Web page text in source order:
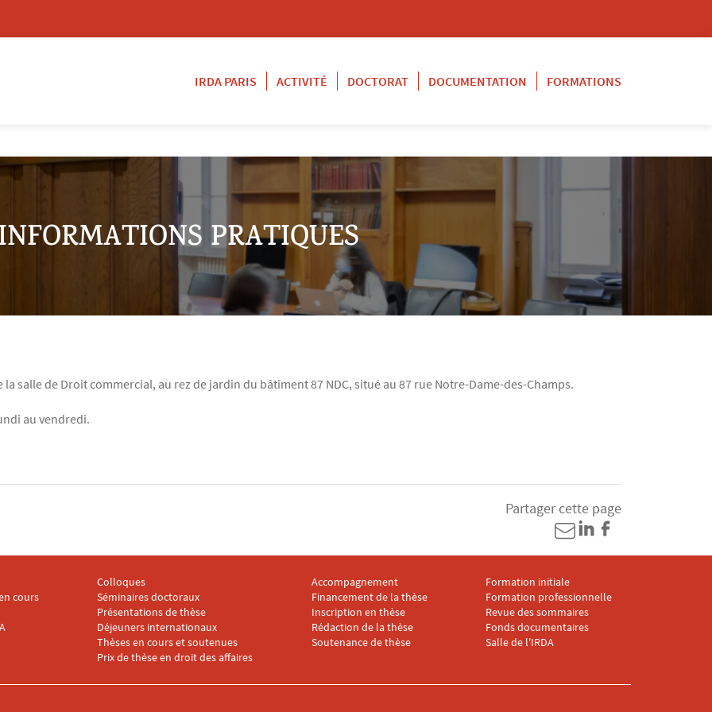
IRDA PARIS
ACTIVITÉ DOCTORAT DOCUMENTATION FORMATIONS
PRATIQUES
salle de Droit commercial, au rez de jardin du bâtiment 87 NDC, situé au 87 rue Notre-Dame-des-Champs.
au vendredi.
Partager cette page
cours
Menu footer IRDA 3
Colloques
Séminaires doctoraux
Présentations de thèse
Déjeuners internationaux
Thèses en cours et soutenues
Prix de thèse en droit des affaires
Menu footer IRDA 4
Accompagnement
Financement de la thèse
Inscription en thèse
Rédaction de la thèse
Soutenance de thèse
Menu footer IRDA 5
Formation initiale
Formation professionnelle
Revue des sommaires
Fonds documentaires
Salle de l'IRDA